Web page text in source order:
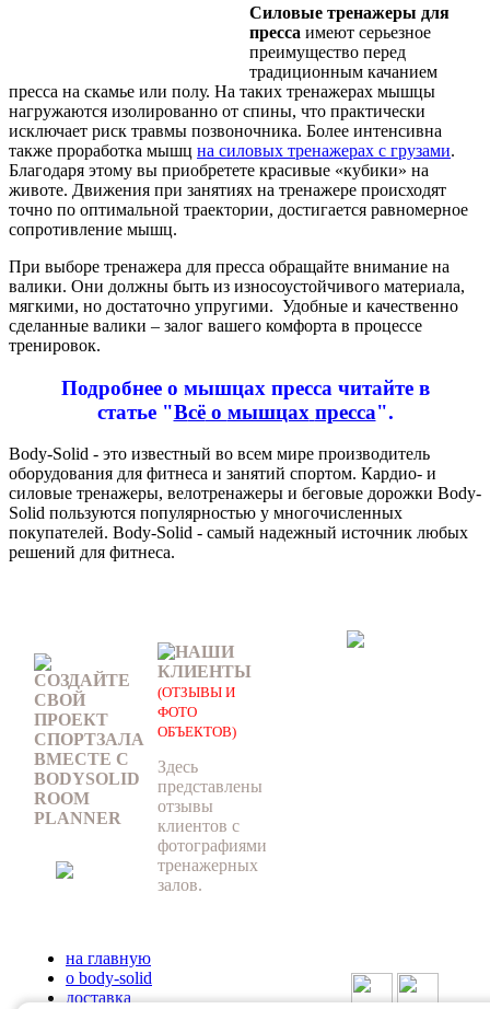
Силовые тренажеры для
пресса имеют серьезное
преимущество перед
традиционным качанием
пресса на скамье или полу. На таких тренажерах мышцы
нагружаются изолированно от спины, что практически
исключает риск травмы позвоночника. Более интенсивна
также проработка мышц на силовых тренажерах с грузами.
Благодаря этому вы приобретете красивые «кубики» на
животе. Движения при занятиях на тренажере происходят
точно по оптимальной траектории, достигается равномерное
сопротивление мышц.
При выборе тренажера для пресса обращайте внимание на
валики. Они должны быть из износоустойчивого материала,
мягкими, но достаточно упругими. Удобные и качественно
сделанные валики – залог вашего комфорта в процессе
тренировок.
Подробнеео мышцах пресса читайтев
статье"Всёо мышцах пресса".
Body-Solid - это известный во всем мире производитель
оборудования для фитнеса и занятий спортом. Кардио- и
силовые тренажеры, велотренажеры и беговые дорожки Body-
Solid пользуются популярностью у многочисленных
покупателей. Body-Solid - самый надежный источник любых
решений для фитнеса.
СОЗДАЙТЕ
СВОЙ
ПРОЕКТ
СПОРТЗАЛА
ВМЕСТЕ С
BODYSOLID
ROOM
PLANNER
НАШИ
КЛИЕНТЫ
(ОТЗЫВЫ И
ФОТО
ОБЪЕКТОВ)
Здесь
представлены
отзывы
клиентов с
фотографиями
тренажерных
залов.
на главную
о body-solid
доставка